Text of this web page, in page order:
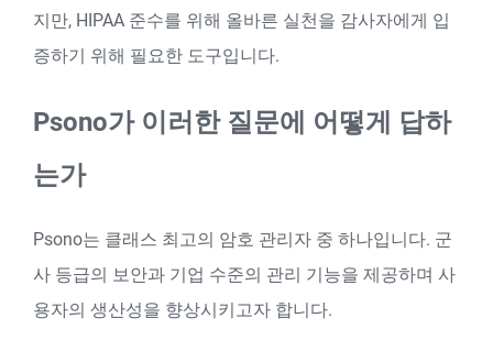
지만, HIPAA 준수를 위해 올바른 실천을 감사자에게 입
증하기 위해 필요한 도구입니다.
Psono가 이러한 질문에 어떻게 답하
는가
Psono는 클래스 최고의 암호 관리자 중 하나입니다. 군
사 등급의 보안과 기업 수준의 관리 기능을 제공하며 사
용자의 생산성을 향상시키고자 합니다.